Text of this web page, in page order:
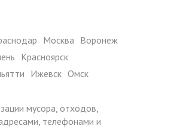
Москва Воронеж
Красноярск
Ижевск Омск
мусора, отходов,
телефонами и